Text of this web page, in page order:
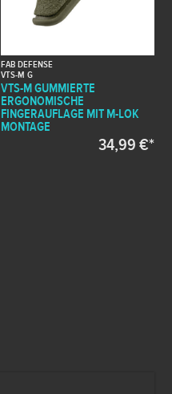
FAB DEFENSE
VTS-M G
VTS-M GUMMIERTE
ERGONOMISCHE
FINGERAUFLAGE MIT M-LOK
MONTAGE
34,99 €*